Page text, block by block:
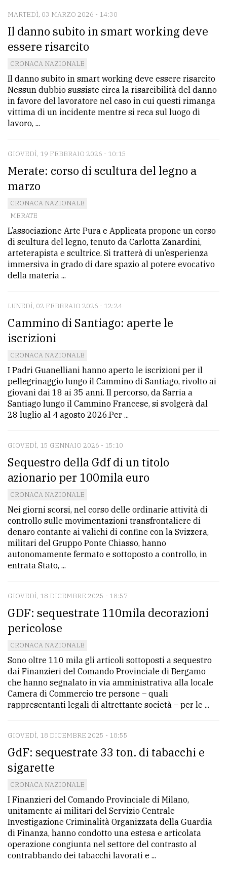
MARTEDÌ, 03 MARZO 2026 - 14:30
Il danno subito in smart working deve
essere risarcito
CRONACA NAZIONALE
Il danno subito in smart working deve essere risarcito
Nessun dubbio sussiste circa la risarcibilità del danno
in favore del lavoratore nel caso in cui questi rimanga
vittima di un incidente mentre si reca sul luogo di
lavoro, ...
GIOVEDÌ, 19 FEBBRAIO 2026 - 10:15
Merate: corso di scultura del legno a
marzo
CRONACA NAZIONALE
MERATE
L’associazione Arte Pura e Applicata propone un corso
di scultura del legno, tenuto da Carlotta Zanardini,
arteterapista e scultrice. Si tratterà di un’esperienza
immersiva in grado di dare spazio al potere evocativo
della materia ...
LUNEDÌ, 02 FEBBRAIO 2026 - 12:24
Cammino di Santiago: aperte le
iscrizioni
CRONACA NAZIONALE
I Padri Guanelliani hanno aperto le iscrizioni per il
pellegrinaggio lungo il Cammino di Santiago, rivolto ai
giovani dai 18 ai 35 anni. Il percorso, da Sarria a
Santiago lungo il Cammino Francese, si svolgerà dal
28 luglio al 4 agosto 2026.Per ...
GIOVEDÌ, 15 GENNAIO 2026 - 15:10
Sequestro della Gdf di un titolo
azionario per 100mila euro
CRONACA NAZIONALE
Nei giorni scorsi, nel corso delle ordinarie attività di
controllo sulle movimentazioni transfrontaliere di
denaro contante ai valichi di confine con la Svizzera,
militari del Gruppo Ponte Chiasso, hanno
autonomamente fermato e sottoposto a controllo, in
entrata Stato, ...
GIOVEDÌ, 18 DICEMBRE 2025 - 18:57
GDF: sequestrate 110mila decorazioni
pericolose
CRONACA NAZIONALE
Sono oltre 110 mila gli articoli sottoposti a sequestro
dai Finanzieri del Comando Provinciale di Bergamo
che hanno segnalato in via amministrativa alla locale
Camera di Commercio tre persone – quali
rappresentanti legali di altrettante società – per le ...
GIOVEDÌ, 18 DICEMBRE 2025 - 18:55
GdF: sequestrate 33 ton. di tabacchi e
sigarette
CRONACA NAZIONALE
I Finanzieri del Comando Provinciale di Milano,
unitamente ai militari del Servizio Centrale
Investigazione Criminalità Organizzata della Guardia
di Finanza, hanno condotto una estesa e articolata
operazione congiunta nel settore del contrasto al
contrabbando dei tabacchi lavorati e ...